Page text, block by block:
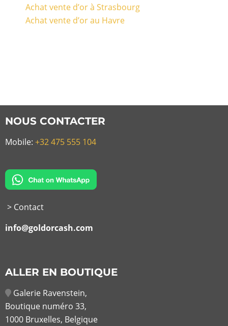
Achat vente d’or à Strasbourg
Achat vente d’or au Havre
NOUS CONTACTER
Mobile: +32 475 555 104
> Contact
info@goldorcash.com
ALLER EN BOUTIQUE
Galerie Ravenstein,
Boutique numéro 33,
1000 Bruxelles, Belgique